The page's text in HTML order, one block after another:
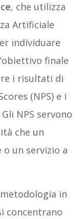
, che utilizza
Artificiale
individuare
finale
i risultati di
(NPS) e i
NPS servono
che un
un servizio a
in
concentrano